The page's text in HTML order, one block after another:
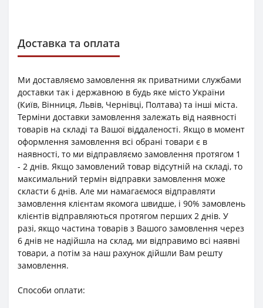
Доставка та оплата
Ми доставляємо замовлення як приватними службами
доставки так і державною в будь яке місто України
(Київ, Вінниця, Львів, Чернівці, Полтава) та інші міста.
Терміни доставки замовлення залежать від наявності
товарів на складі та Вашої віддаленості. Якщо в момент
оформлення замовлення всі обрані товари є в
наявності, то ми відправляємо замовлення протягом 1
- 2 днів. Якщо замовлений товар відсутній на складі, то
максимальний термін відправки замовлення може
скласти 6 днів. Але ми намагаємося відправляти
замовлення клієнтам якомога швидше, і 90% замовлень
клієнтів відправляються протягом перших 2 днів. У
разі, якщо частина товарів з Вашого замовлення через
6 днів не надійшла на склад, ми відправимо всі наявні
товари, а потім за наш рахунок дійшли Вам решту
замовлення.
Способи оплати: